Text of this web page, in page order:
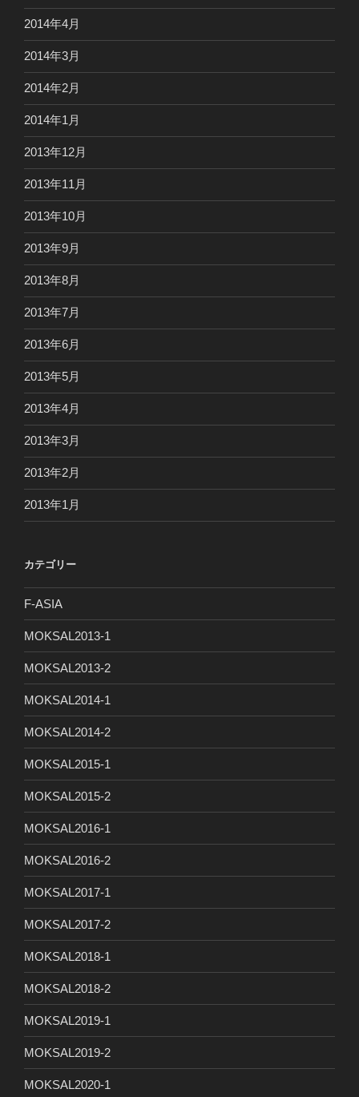
2014年4月
2014年3月
2014年2月
2014年1月
2013年12月
2013年11月
2013年10月
2013年9月
2013年8月
2013年7月
2013年6月
2013年5月
2013年4月
2013年3月
2013年2月
2013年1月
カテゴリー
F-ASIA
MOKSAL2013-1
MOKSAL2013-2
MOKSAL2014-1
MOKSAL2014-2
MOKSAL2015-1
MOKSAL2015-2
MOKSAL2016-1
MOKSAL2016-2
MOKSAL2017-1
MOKSAL2017-2
MOKSAL2018-1
MOKSAL2018-2
MOKSAL2019-1
MOKSAL2019-2
MOKSAL2020-1